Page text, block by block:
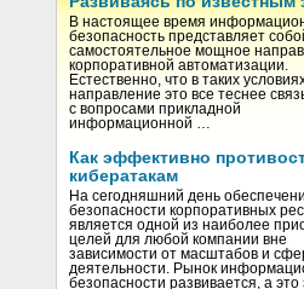
В настоящее время
безопасность представляет
самостоятельное мощное
корпоративной автоматизации.
Естественно, что в таких
направление это все теснее
с вопросами прикладной
информационной …
Как эффективно
кибератакам
На сегодняшний день
безопасности корпоративных
является одной из наиболее
целей для любой компании вне
зависимости от масштабов и
деятельности. Рынок
безопасности развивается, а это